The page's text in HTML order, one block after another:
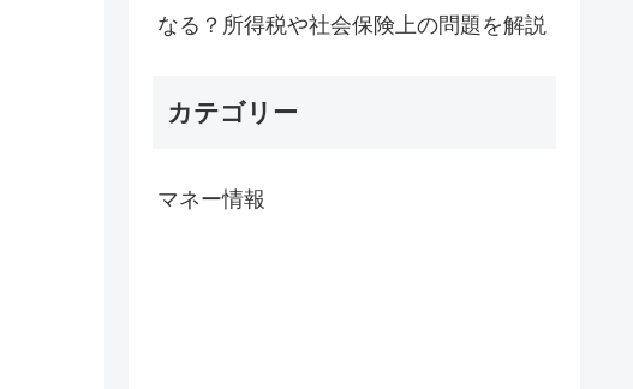
なる？所得税や社会保険上の問題を解説
カテゴリー
マネー情報